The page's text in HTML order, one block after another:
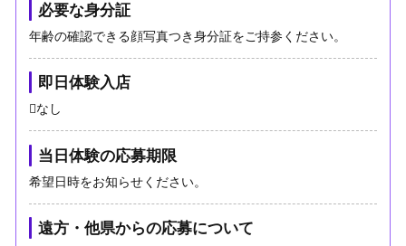
必要な身分証
年齢の確認できる顔写真つき身分証をご持参ください。
即日体験入店
なし
当日体験の応募期限
希望日時をお知らせください。
遠方・他県からの応募について